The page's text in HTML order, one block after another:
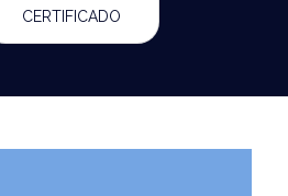
CERTIFICADO